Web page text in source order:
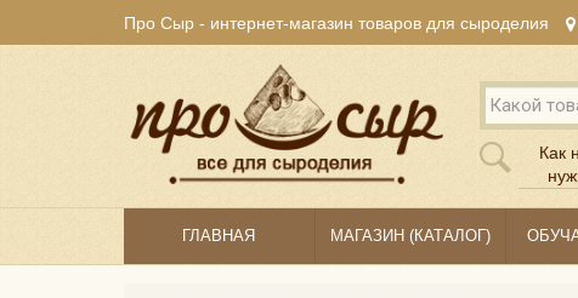
Про Сыр - интернет-магазин товаров для сыроделия
Как
ГЛАВНАЯ МАГАЗИН (КАТАЛОГ)